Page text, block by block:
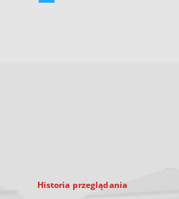
Historia przeglądania